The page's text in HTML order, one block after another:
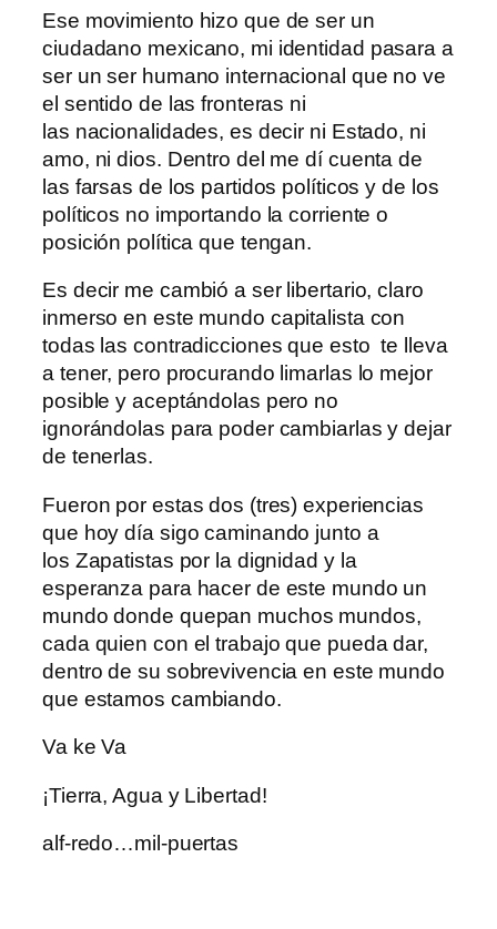
Ese movimiento hizo que de ser un
ciudadano mexicano, mi identidad pasara a
ser un ser humano internacional que no ve
el sentido de las fronteras ni
las nacionalidades, es decir ni Estado, ni
amo, ni dios. Dentro del me dí cuenta de
las farsas de los partidos políticos y de los
políticos no importando la corriente o
posición política que tengan.
Es decir me cambió a ser libertario, claro
inmerso en este mundo capitalista con
todas las contradicciones que esto te lleva
a tener, pero procurando limarlas lo mejor
posible y aceptándolas pero no
ignorándolas para poder cambiarlas y dejar
de tenerlas.
Fueron por estas dos (tres) experiencias
que hoy día sigo caminando junto a
los Zapatistas por la dignidad y la
esperanza para hacer de este mundo un
mundo donde quepan muchos mundos,
cada quien con el trabajo que pueda dar,
dentro de su sobrevivencia en este mundo
que estamos cambiando.
Va ke Va
¡Tierra, Agua y Libertad!
alf-redo…mil-puertas